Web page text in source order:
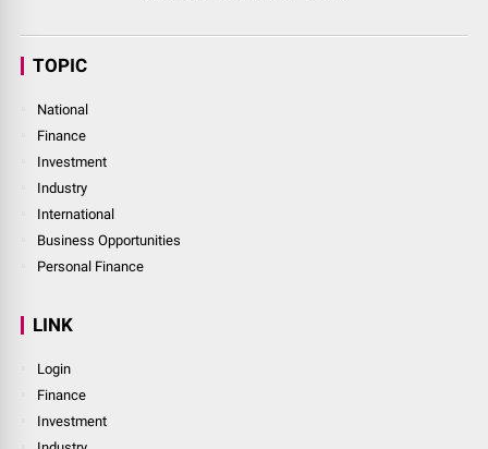
TOPIC
National
Finance
Investment
Industry
International
Business Opportunities
Personal Finance
LINK
Login
Finance
Investment